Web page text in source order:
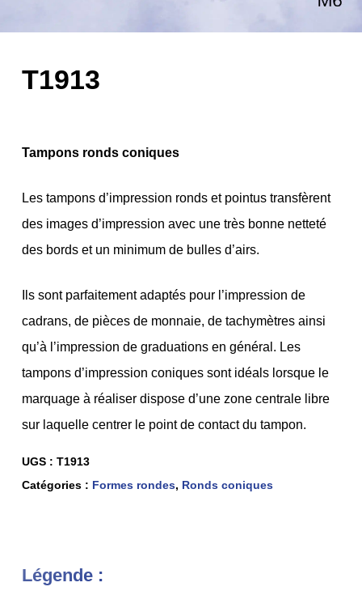
T1913
Tampons ronds coniques
Les tampons d’impression ronds et pointus transfèrent
des images d’impression avec une très bonne netteté
des bords et un minimum de bulles d’airs.
Ils sont parfaitement adaptés pour l’impression de
cadrans, de pièces de monnaie, de tachymètres ainsi
qu’à l’impression de graduations en général. Les
tampons d’impression coniques sont idéals lorsque le
marquage à réaliser dispose d’une zone centrale libre
sur laquelle centrer le point de contact du tampon.
UGS : T1913
Catégories : Formes rondes, Ronds coniques
Légende :